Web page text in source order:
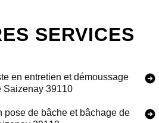
SERVICES
en entretien et démoussage
Saizenay 39110
pose de bâche et bâchage de